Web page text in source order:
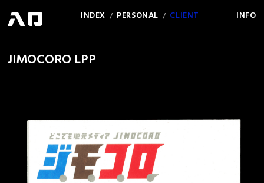
INDEX / PERSONAL / CLIENT INFO
JIMOCORO LPP